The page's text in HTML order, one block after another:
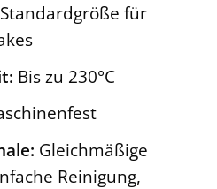
Standardgröße für
Bis zu 230°C
Gleichmäßige
Reinigung,